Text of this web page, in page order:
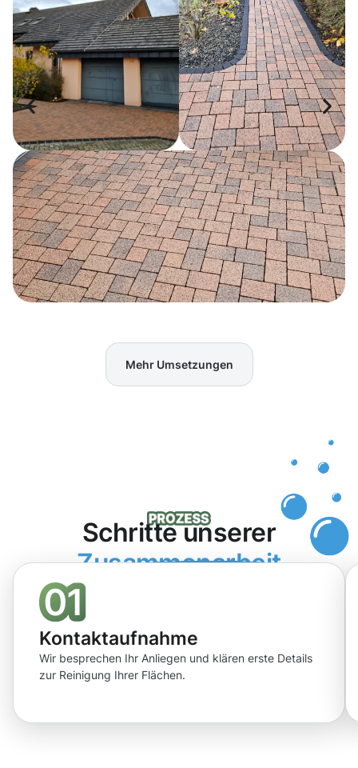
Mehr Umsetzungen
Schritte unserer
Zusammenarbeit
Kontaktaufnahme
Wir besprechen Ihr Anliegen und klären erste Details
zur Reinigung Ihrer Flächen.